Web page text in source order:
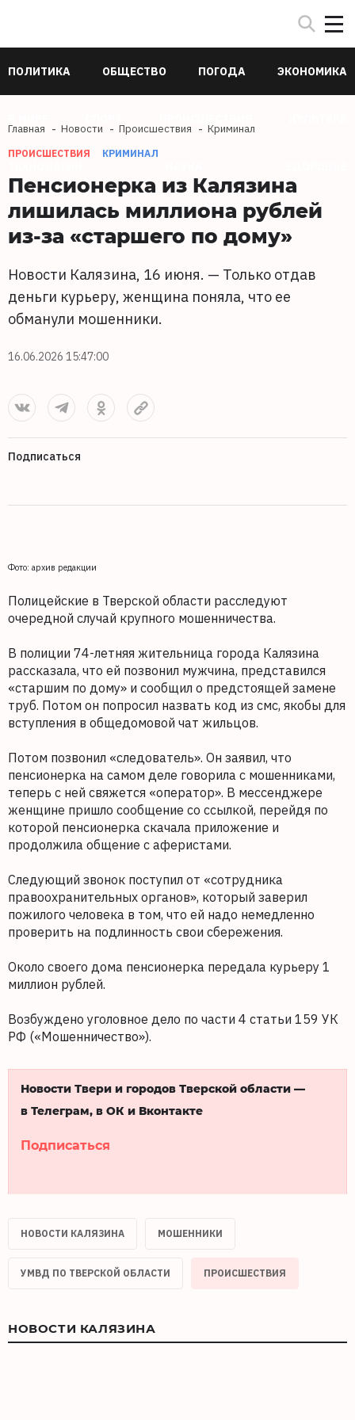
ПОЛИТИКА ОБЩЕСТВО ПОГОДА ЭКОНОМИКА
Главная Новости Происшествия Криминал
ПРОИСШЕСТВИЯ КРИМИНАЛ
Пенсионерка из Калязина
лишилась миллиона рублей
из-за «старшего по дому»
Новости Калязина, 16 июня. — Только отдав
деньги курьеру, женщина поняла, что ее
обманули мошенники.
16.06.2026 15:47:00
Подписаться
Фото: архив редакции
Полицейские в Тверской области расследуют
очередной случай крупного мошенничества.
В полиции 74-летняя жительница города Калязина
рассказала, что ей позвонил мужчина, представился
«старшим по дому» и сообщил о предстоящей замене
труб. Потом он попросил назвать код из смс, якобы для
вступления в общедомовой чат жильцов.
Потом позвонил «следователь». Он заявил, что
пенсионерка на самом деле говорила с мошенниками,
теперь с ней свяжется «оператор». В мессенджере
женщине пришло сообщение со ссылкой, перейдя по
которой пенсионерка скачала приложение и
продолжила общение с аферистами.
Следующий звонок поступил от «сотрудника
правоохранительных органов», который заверил
пожилого человека в том, что ей надо немедленно
проверить на подлинность свои сбережения.
Около своего дома пенсионерка передала курьеру 1
миллион рублей.
Возбуждено уголовное дело по части 4 статьи 159 УК
РФ («Мошенничество»).
Новости Твери и городов Тверской области —
в Телеграм, в ОК и Вконтакте
Подписаться
НОВОСТИ КАЛЯЗИНА МОШЕННИКИ
УМВД ПО ТВЕРСКОЙ ОБЛАСТИ ПРОИСШЕСТВИЯ
НОВОСТИ КАЛЯЗИНА